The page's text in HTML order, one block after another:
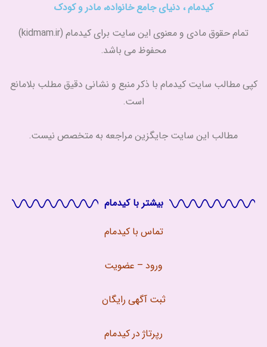
کیدمام ، دنیای جامع خانواده، مادر و کودک
تمام حقوق مادی و معنوی این سایت برای کیدمام (kidmam.ir)
محفوظ می باشد.
کپی مطالب سایت کیدمام با ذکر منبع و نشانی دقیق مطلب بلامانع
است.
مطالب این سایت جایگزین مراجعه به متخصص نیست.
بیشتر با کیدمام
تماس باکیدمام
ورود – عضویت
ثبت آگهی رایگان
رپرتاژ در کیدمام